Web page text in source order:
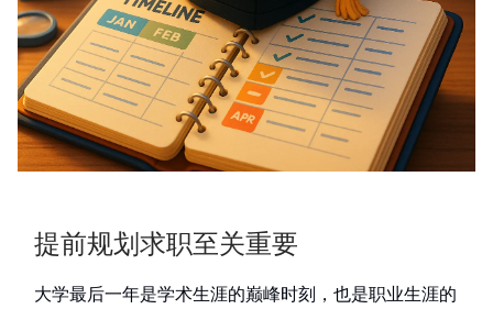
提前规划求职至关重要
大学最后一年是学术生涯的巅峰时刻，也是职业生涯的